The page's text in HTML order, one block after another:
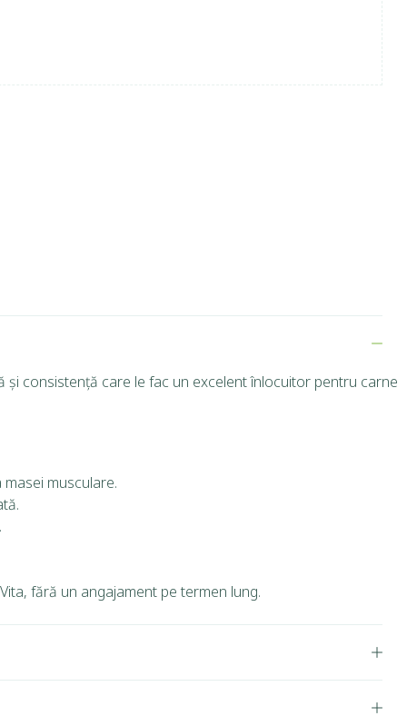
consistență care le fac un excelent înlocuitor pentru carne
musculare.
fără un angajament pe termen lung.